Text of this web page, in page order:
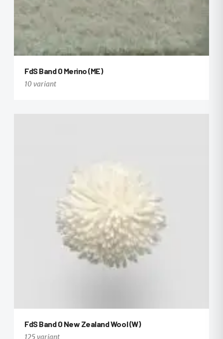
FdS Band 0 Merino (ME)
10 variant
FdS Band 0 New Zealand Wool (W)
125 variant